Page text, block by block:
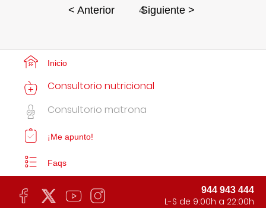
< Anterior 4
Siguiente >
Inicio
Consultorio nutricional
Consultorio matrona
¡Me apunto!
Faqs
944 943 444
L-S de 9:00h a 22:00h